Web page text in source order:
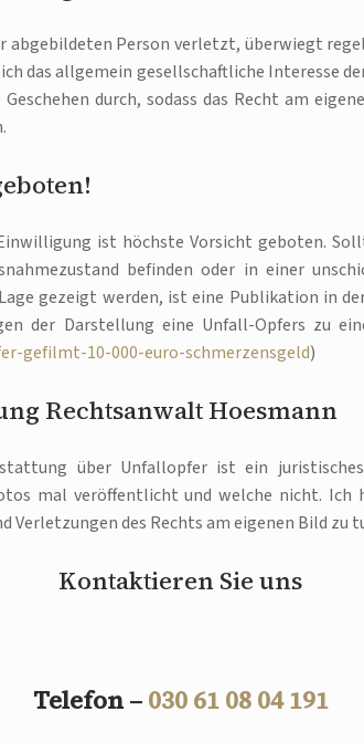
abgebildeten Person verletzt, überwiegt
das allgemein gesellschaftliche Interesse
durch, sodass das Recht am
ist höchste Vorsicht geboten.
befinden oder in einer
gezeigt werden, ist eine Publikation in
der Darstellung eine Unfall-Opfers zu
gefilmt-10-000-euro-schmerzensgeld)
Rechtsanwalt Hoesmann
über Unfallopfer ist ein
mal veröffentlicht und welche nicht.
des Rechts am eigenen Bild zu
Kontaktieren Sie uns
Telefon – 030 61 08 04 191